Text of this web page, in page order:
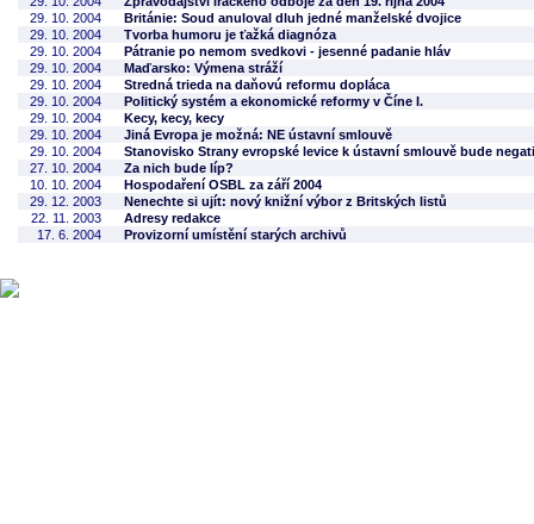
29. 10. 2004
Británie: Soud anuloval dluh jedné manželské dvojice
29. 10. 2004
Tvorba humoru je ťažká diagnóza
29. 10. 2004
Pátranie po nemom svedkovi - jesenné padanie hláv
29. 10. 2004
Maďarsko: Výmena stráží
29. 10. 2004
Stredná trieda na daňovú reformu dopláca
29. 10. 2004
Politický systém a ekonomické reformy v Číne I.
29. 10. 2004
Kecy, kecy, kecy
29. 10. 2004
Jiná Evropa je možná: NE ústavní smlouvě
29. 10. 2004
Stanovisko Strany evropské levice k ústavní smlouvě bude
27. 10. 2004
Za nich bude líp?
10. 10. 2004
Hospodaření OSBL za září 2004
29. 12. 2003
Nenechte si ujít: nový knižní výbor z Britských listů
22. 11. 2003
Adresy redakce
17. 6. 2004
Provizorní umístění starých archivů